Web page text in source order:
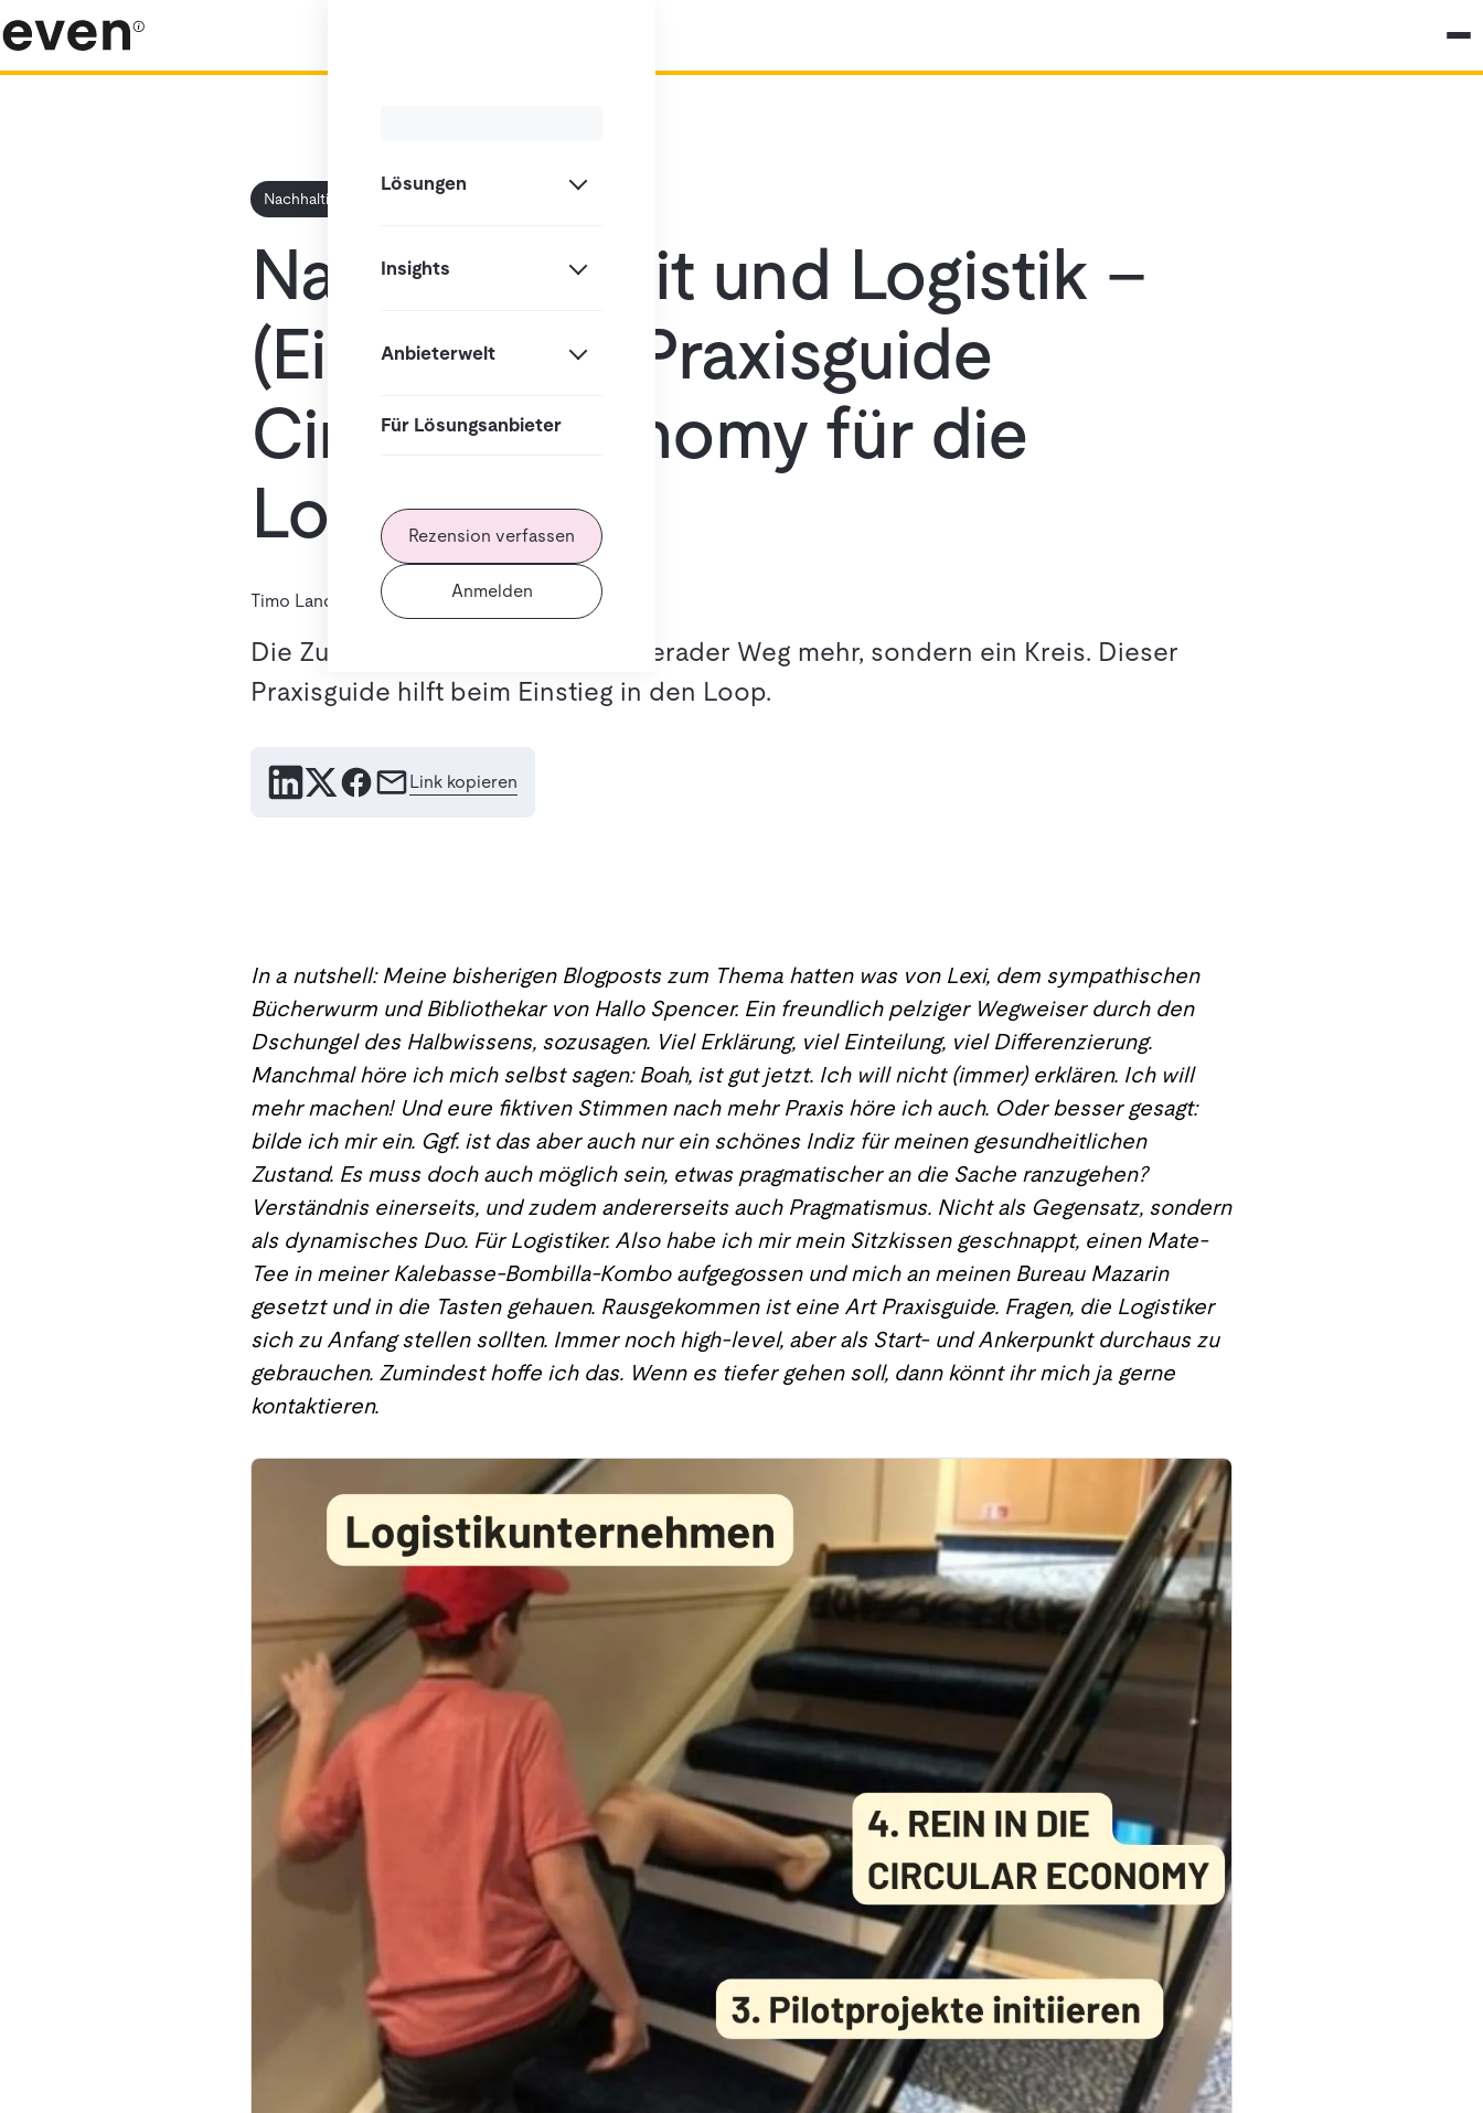
Lösungen
Insights
Anbieterwelt
Für Lösungsanbieter
Rezension verfassen
Anmelden
Nachhaltigkeit
Nachhaltigkeit und Logistik –
(Einsteiger-) Praxisguide
Circular Economy für die
Logistik
Timo Landener 26. Februar 2026
Die Zukunft der Logistik ist kein gerader Weg mehr, sondern ein Kreis. Dieser
Praxisguide hilft beim Einstieg in den Loop.
Link kopieren
In a nutshell: Meine bisherigen Blogposts zum Thema hatten was von Lexi, dem sympathischen
Bücherwurm und Bibliothekar von Hallo Spencer. Ein freundlich pelziger Wegweiser durch den
Dschungel des Halbwissens, sozusagen. Viel Erklärung, viel Einteilung, viel Differenzierung.
Manchmal höre ich mich selbst sagen: Boah, ist gut jetzt. Ich will nicht (immer) erklären. Ich will
mehr machen! Und eure fiktiven Stimmen nach mehr Praxis höre ich auch. Oder besser gesagt:
bilde ich mir ein. Ggf. ist das aber auch nur ein schönes Indiz für meinen gesundheitlichen
Zustand. Es muss doch auch möglich sein, etwas pragmatischer an die Sache ranzugehen?
Verständnis einerseits, und zudem andererseits auch Pragmatismus. Nicht als Gegensatz, sondern
als dynamisches Duo. Für Logistiker. Also habe ich mir mein Sitzkissen geschnappt, einen Mate-
Tee in meiner Kalebasse-Bombilla-Kombo aufgegossen und mich an meinen Bureau Mazarin
gesetzt und in die Tasten gehauen. Rausgekommen ist eine Art Praxisguide. Fragen, die Logistiker
sich zu Anfang stellen sollten. Immer noch high-level, aber als Start- und Ankerpunkt durchaus zu
gebrauchen. Zumindest hoffe ich das. Wenn es tiefer gehen soll, dann könnt ihr mich ja gerne
kontaktieren.